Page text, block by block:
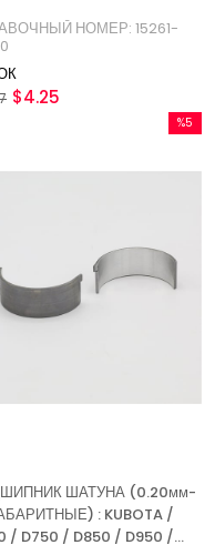
21980 НОМЕР: 15261-
$4.25
ШАТУНА (0.20мм-
: KUBOTA /
/ D750 / D850 / D950 /
%5